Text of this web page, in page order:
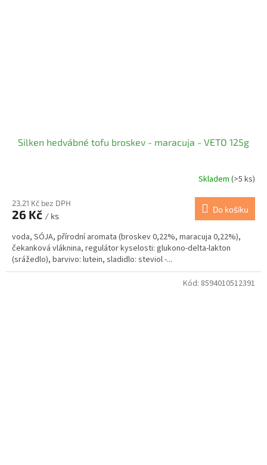
Silken hedvábné tofu broskev - maracuja - VETO 125g
Skladem (>5 ks)
23,21 Kč bez DPH
26 Kč / ks
Do košíku
voda, SÓJA, přírodní aromata (broskev 0,22%, maracuja 0,22%),
čekanková vláknina, regulátor kyselosti: glukono-delta-lakton
(srážedlo), barvivo: lutein, sladidlo: steviol -...
Kód: 8594010512391